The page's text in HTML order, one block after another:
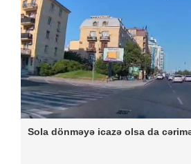
Sola dönməyə icazə olsa da cərimə